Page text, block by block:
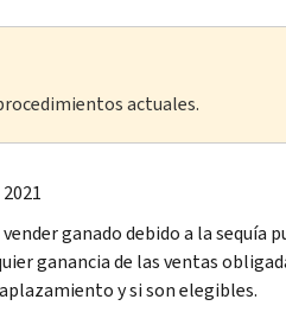
actuales.
ganado debido a la sequía
ganancia de las ventas
y si son elegibles.